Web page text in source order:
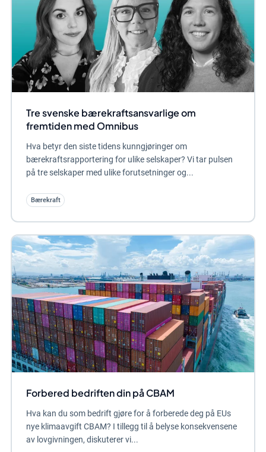
Tre svenske bærekraftsansvarlige om
fremtiden med Omnibus
Hva betyr den siste tidens kunngjøringer om
bærekraftsrapportering for ulike selskaper? Vi tar pulsen
på tre selskaper med ulike forutsetninger og...
Bærekraft
Forbered bedriften din på CBAM
Hva kan du som bedrift gjøre for å forberede deg på EUs
nye klimaavgift CBAM? I tillegg til å belyse konsekvensene
av lovgivningen, diskuterer vi...